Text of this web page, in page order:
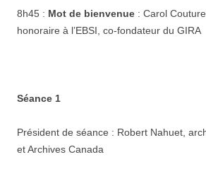
8h45 : Mot de bienvenue : Carol
honoraire à l’EBSI, co-fondateur du GIRA
Séance 1
Président de séance : Robert Nahuet,
et Archives Canada